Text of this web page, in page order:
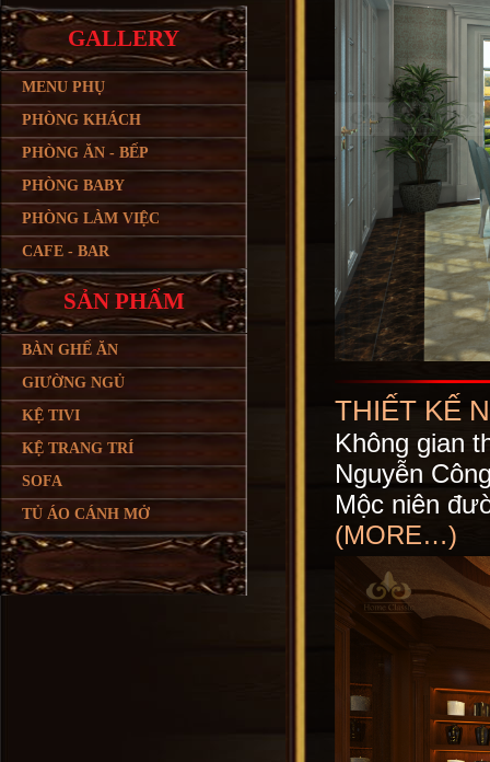
GALLERY
MENU PHỤ
PHÒNG KHÁCH
PHÒNG ĂN - BẾP
PHÒNG BABY
PHÒNG LÀM VIỆC
CAFE - BAR
SẢN PHẨM
BÀN GHẾ ĂN
GIƯỜNG NGỦ
KỆ TIVI
KỆ TRANG TRÍ
SOFA
TỦ ÁO CÁNH MỞ
THIẾT KẾ
Không gian
Nguyễn
Mộc niên
(MORE…)